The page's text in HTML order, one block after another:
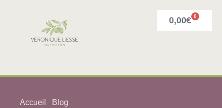
0,00€ 0
Accueil Blog